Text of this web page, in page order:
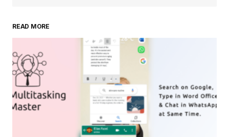
Your Name
Your E-mail
Enregistrer mon nom, mon e-mail et mon
site dans le navigateur pour mon prochain
commentaire.
READ MORE